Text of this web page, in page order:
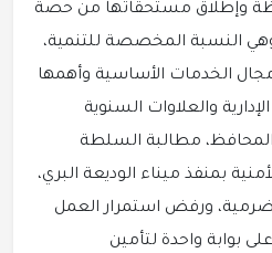
وإطلاق مستحقاتها من حصة
وهي النسبة المخصصة للتنمية،
مجال الخدمات الأساسية وأهمها
والعلاوات السنوية
مطالبة السلطة
بمنفذ ميناء الوديعة البري،
ورفض استمرار العمل
على بوابة واحدة لتأمين